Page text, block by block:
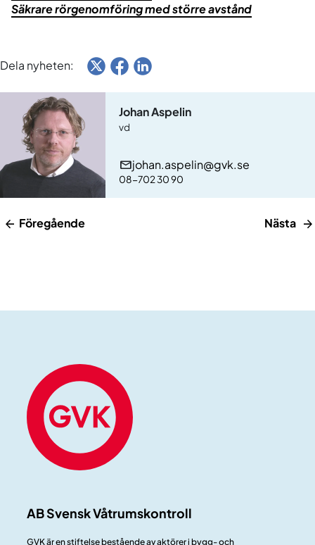
Säkrare rörgenomföring med större avstånd
Dela nyheten:
Johan Aspelin
vd
johan.aspelin@gvk.se
08-702 30 90
Föregående Nästa
AB Svensk Våtrumskontroll
GVK är en stiftelse bestående av aktörer i bygg- och